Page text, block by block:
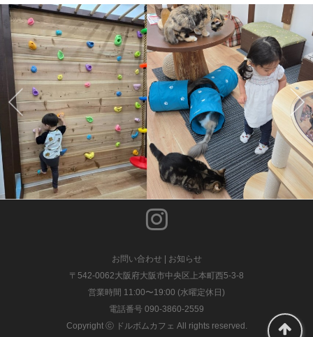
お問い合わせ | お知らせ
〒542-0062大阪府大阪市中央区上本町西5-3-8
営業時間 11:00〜19:00 (水曜定休日)
電話番号 090-3860-2559
Copyright ⓒ ドルボムカフェ All rights reserved.